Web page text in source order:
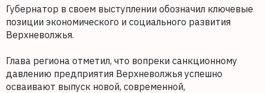
Губернатор в своем выступлении обозначил ключевые
позиции экономического и социального развития
Верхневолжья.
Глава региона отметил, что вопреки санкционному
давлению предприятия Верхневолжья успешно
осваивают выпуск новой, современной,